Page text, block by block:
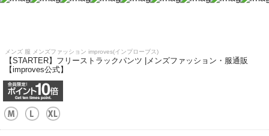
メンズ 服 メンズファッション improves(インプローブス)
【STARTER】フリーストラックパンツ |メンズファッション・服通販
【improves公式】